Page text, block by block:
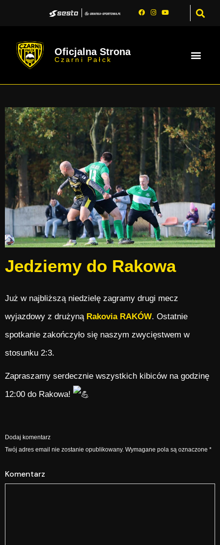
Oficjalna Strona
Czarni Pałck
Jedziemy do Rakowa
Już w najbliższą niedzielę zagramy drugi mecz
wyjazdowy z drużyną Rakovia RAKÓW. Ostatnie
spotkanie zakończyło się naszym zwycięstwem w
stosunku 2:3.
Zapraszamy serdecznie wszystkich kibiców na godzinę
12:00 do Rakowa!
Dodaj komentarz
Twój adres email nie zostanie opublikowany. Wymagane pola są oznaczone *
Komentarz